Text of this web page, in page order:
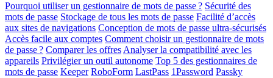
Pourquoi utiliser un gestionnaire de mots de passe ? Sécurité des
mots de passe Stockage de tous les mots de passe Facilité d’accès
aux sites de navigations Conception de mots de passe ultra-sécurisés
Accès facile aux comptes Comment choisir un gestionnaire de mots
de passe ? Comparer les offres Analyser la compatibilité avec les
appareils Privilégier un outil autonome Top 5 des gestionnaires de
mots de passe Keeper RoboForm LastPass 1Password Passky